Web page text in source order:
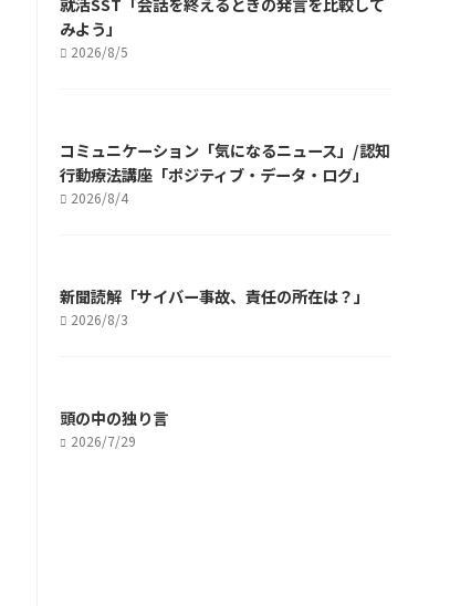
みよう」
2026/8/5
コミュニケーション「気になるニュース」/認知
行動療法講座「ポジティブ・データ・ログ」
2026/8/4
新聞読解「サイバー事故、責任の所在は？」
2026/8/3
頭の中の独り言
2026/7/29